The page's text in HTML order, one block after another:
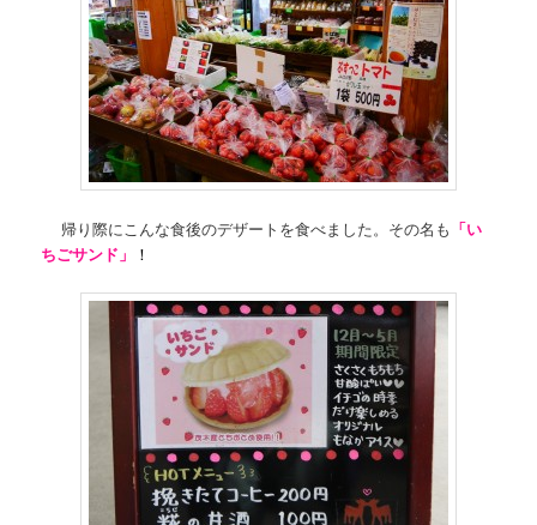
帰り際にこんな食後のデザートを食べました。その名も 「い
ちごサンド」
！